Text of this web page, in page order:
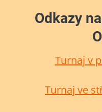
Odkazy
Turnaj v
Turnaj ve